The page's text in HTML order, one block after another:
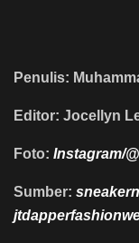
Penulis:
Editor: Jocellyn
Foto: Instagram/
Sumber: